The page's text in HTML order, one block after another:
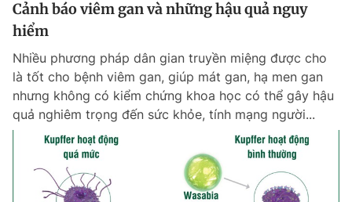
Cảnh báo viêm gan và những hậu quả nguy
hiểm
Nhiều phương pháp dân gian truyền miệng được cho
là tốt cho bệnh viêm gan, giúp mát gan, hạ men gan
nhưng không có kiểm chứng khoa học có thể gây hậu
quả nghiêm trọng đến sức khỏe, tính mạng người...